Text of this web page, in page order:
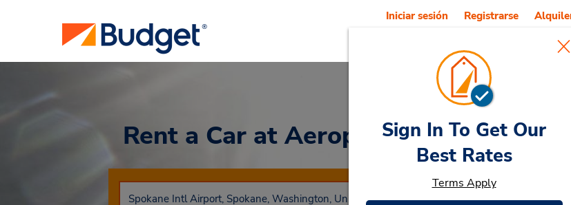
Iniciar sesión Registrarse
Rent a Car at AeropuertoSign In To Get Our
Best Rates
Terms Apply